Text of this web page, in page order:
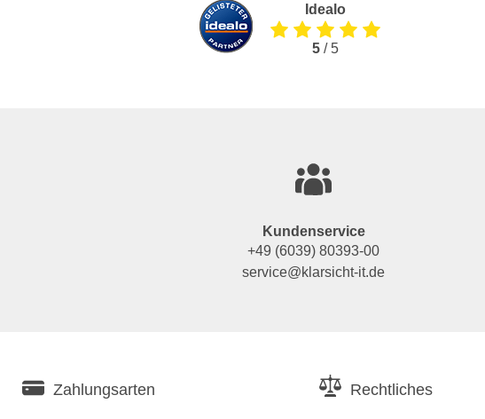
Idealo
5/ 5
Kundenservice
+49 (6039) 80393-00
service@klarsicht-it.de
Zahlungsarten Rechtliches